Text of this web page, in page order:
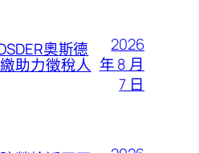
奧斯德
助力徵稅人
2026
年 8 月
7 日